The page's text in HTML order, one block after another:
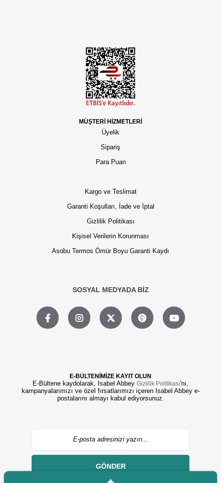
MÜŞTERİ HİZMETLERİ
Üyelik
Sipariş
Para Puan
Kargo ve Teslimat
Garanti Koşulları, İade ve İptal
Gizlilik Politikası
Kişisel Verilerin Korunması
Asobu Termos Ömür Boyu Garanti Kaydı
SOSYAL MEDYADA BİZ
E-BÜLTENİMİZE KAYIT OLUN
E-Bültene kaydolarak, Isabel Abbey Gizlilik Politikası'nı,
kampanyalarımızı ve özel fırsatlarımızı içeren Isabel Abbey e-
postalarını almayı kabul ediyorsunuz.
GÖNDER